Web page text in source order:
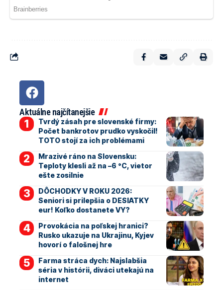
Aktuálne najčítanejšie
Tvrdý zásah pre slovenské firmy:
Počet bankrotov prudko vyskočil!
TOTO stojí za ich problémami
Mrazivé ráno na Slovensku:
Teploty klesli až na –6 °C, vietor
ešte zosilnie
DÔCHODKY V ROKU 2026:
Seniori si prilepšia o DESIATKY
eur! Koľko dostanete VY?
Provokácia na poľskej hranici?
Rusko ukazuje na Ukrajinu, Kyjev
hovorí o falošnej hre
Farma stráca dych: Najslabšia
séria v histórii, diváci utekajú na
internet